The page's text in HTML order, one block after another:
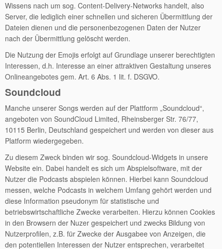
Wissens nach um sog. Content-Delivery-Networks handelt, also
Server, die lediglich einer schnellen und sicheren Übermittlung der
Dateien dienen und die personenbezogenen Daten der Nutzer
nach der Übermittlung gelöscht werden.
Die Nutzung der Emojis erfolgt auf Grundlage unserer berechtigten
Interessen, d.h. Interesse an einer attraktiven Gestaltung unseres
Onlineangebotes gem. Art. 6 Abs. 1 lit. f. DSGVO.
Soundcloud
Manche unserer Songs werden auf der Plattform „Soundcloud“,
angeboten von SoundCloud Limited, Rheinsberger Str. 76/77,
10115 Berlin, Deutschland gespeichert und werden von dieser aus
Platform wiedergegeben.
Zu diesem Zweck binden wir sog. Soundcloud-Widgets in unsere
Website ein. Dabei handelt es sich um Abspielsoftware, mit der
Nutzer die Podcasts abspielen können. Hierbei kann Soundcloud
messen, welche Podcasts in welchem Umfang gehört werden und
diese Information pseudonym für statistische und
betriebswirtschaftliche Zwecke verarbeiten. Hierzu können Cookies
in den Browsern der Nuzer gespeichert und zwecks Bildung von
Nutzerprofilen, z.B. für Zwecke der Ausgabee von Anzeigen, die
den potentiellen Interessen der Nutzer entsprechen, verarbeitet